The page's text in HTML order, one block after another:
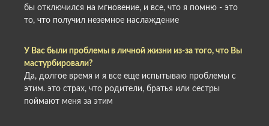
бы отключился на мгновение, и все, что я помню - это
то, что получил неземное наслаждение
У Вас были проблемы в личной жизни из-за того, что Вы
мастурбировали?
Да, долгое время и я все еще испытываю проблемы с
этим. это страх, что родители, братья или сестры
поймают меня за этим